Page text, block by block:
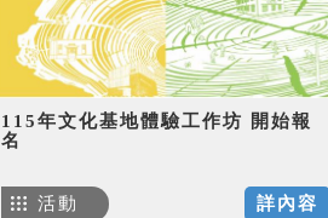
115年文化基地體驗工作坊 開始報
名
詳內容
活動